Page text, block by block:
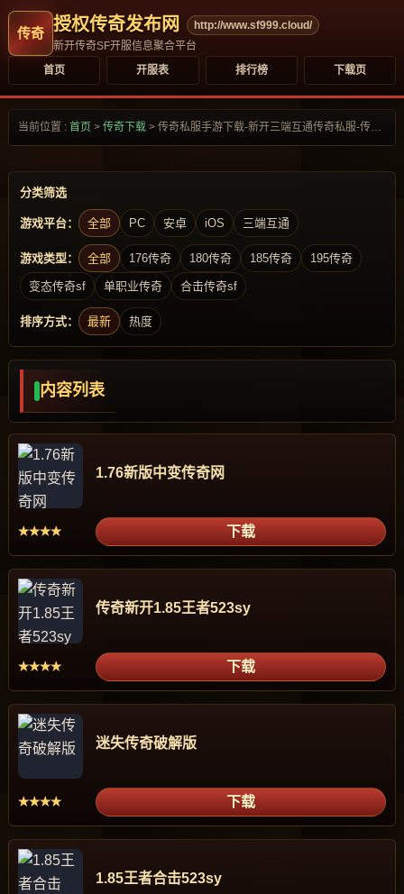
授权传奇发布网
http://www.sf999.cloud/
新开传奇SF开服信息聚合平台
首页
开服表 排行榜 下载页
当前位置 : 首页 > 传奇下载 > 传奇私服手游下载-新开三端互通传奇私服-传奇私服发布网
分类筛选
游戏平台： 全部 PC 安卓 iOS 三端互通
游戏类型： 全部 176传奇 180传奇 185传奇 195传奇
变态传奇sf 单职业传奇 合击传奇sf
排序方式： 最新 热度
内容列表
1.76新版中变传奇网
★★★★ 下载
传奇新开1.85王者523sy
★★★★ 下载
迷失传奇破解版
★★★★ 下载
1.85王者合击523sy